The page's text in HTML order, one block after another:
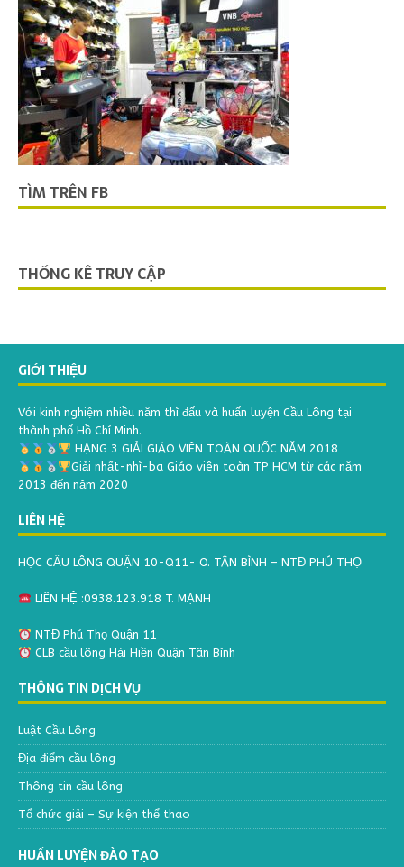
TÌM TRÊN FB
THỐNG KÊ TRUY CẬP
GIỚI THIỆU
Với kinh nghiệm nhiều năm thì đấu và huấn luyện Cầu Lông tại
thành phố Hồ Chí Minh.
HẠNG 3 GIẢI GIÁO VIÊN TOÀN QUỐC NĂM 2018
Giải nhất-nhì-ba Giáo viên toàn TP HCM từ các năm
2013 đến năm 2020
LIÊN HỆ
HỌC CẦU LÔNG QUẬN 10-Q11- Q. TÂN BÌNH – NTĐ PHÚ THỌ
LIÊN HỆ :0938.123.918 T. MẠNH
NTĐ Phú Thọ Quận 11
CLB cầu lông Hải Hiền Quận Tân Bình
THÔNG TIN DỊCH VỤ
Luật Cầu Lông
Địa điểm cầu lông
Thông tin cầu lông
Tổ chức giải – Sự kiện thể thao
HUẤN LUYỆN ĐÀO TẠO